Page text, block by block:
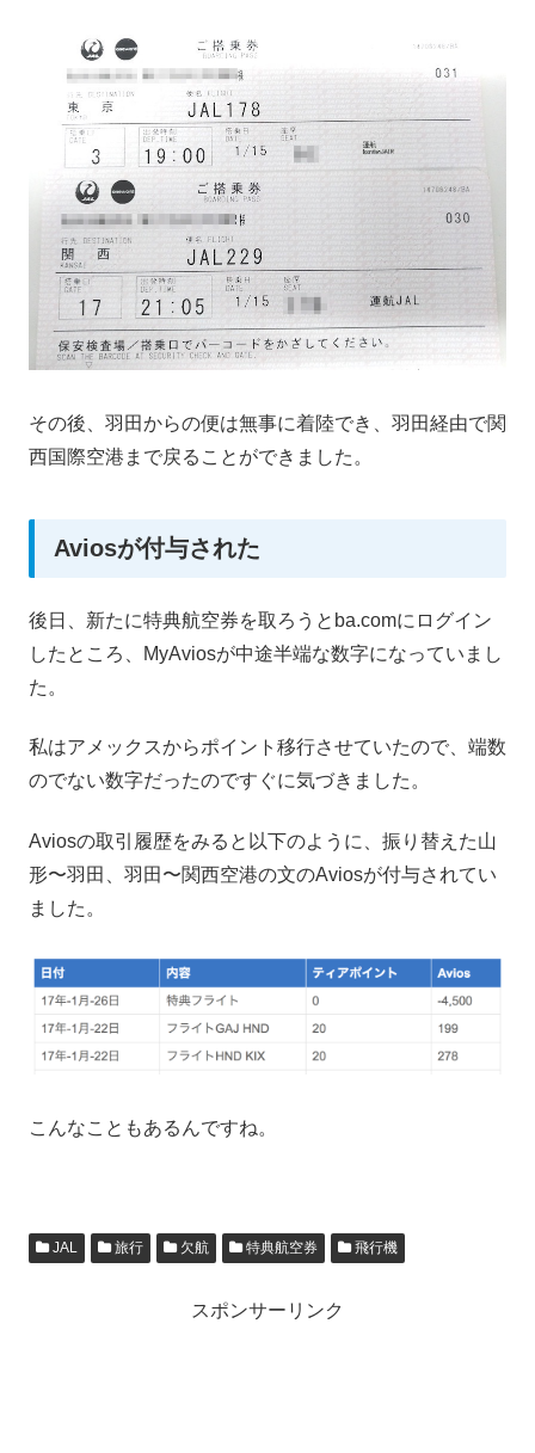
その後、羽田からの便は無事に着陸でき、羽田経由で関
西国際空港まで戻ることができました。
Aviosが付与された
後日、新たに特典航空券を取ろうとba.comにログイン
したところ、MyAviosが中途半端な数字になっていまし
た。
私はアメックスからポイント移行させていたので、端数
のでない数字だったのですぐに気づきました。
Aviosの取引履歴をみると以下のように、振り替えた山
形〜羽田、羽田〜関西空港の文のAviosが付与されてい
ました。
こんなこともあるんですね。
JAL 旅行 欠航 特典航空券 飛行機
スポンサーリンク